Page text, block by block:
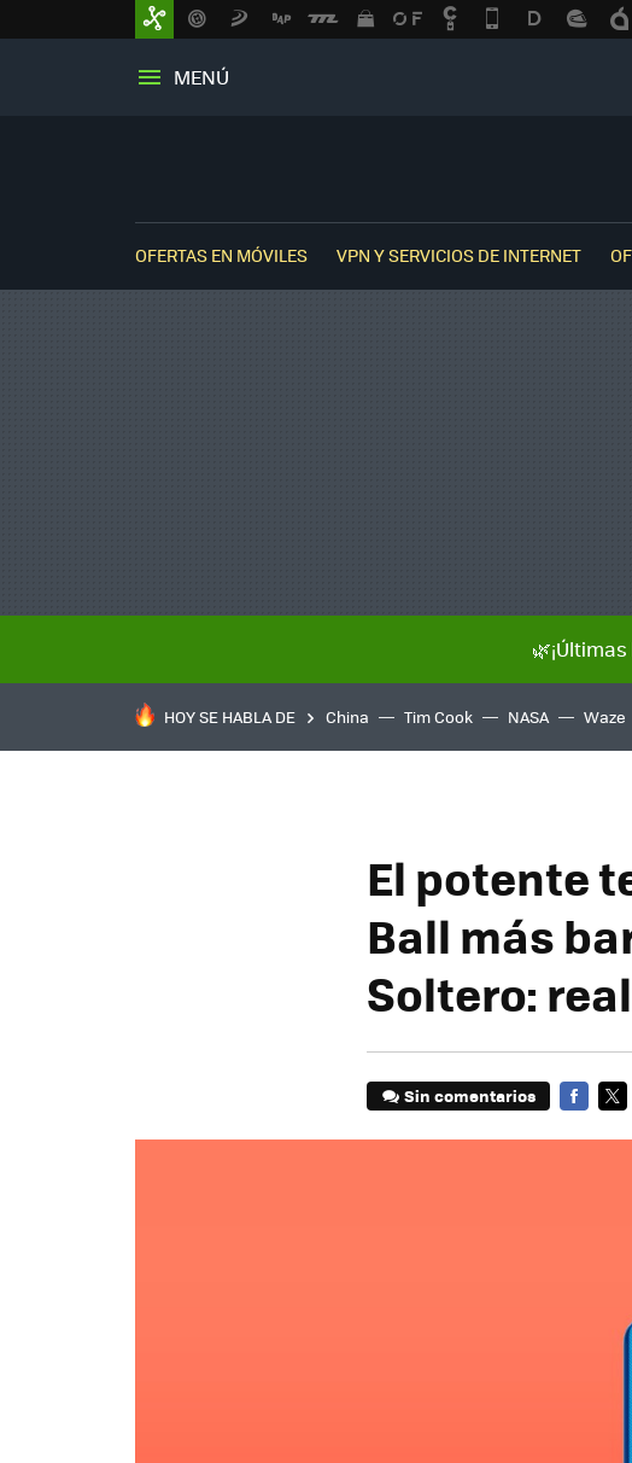
MENÚ
OFERTAS EN MÓVILES VPN Y SERVICIOS DE INTERNET
HOY SE HABLA DE China Tim Cook NASA Waze
El potente
Ball más
Soltero:
Sin comentarios